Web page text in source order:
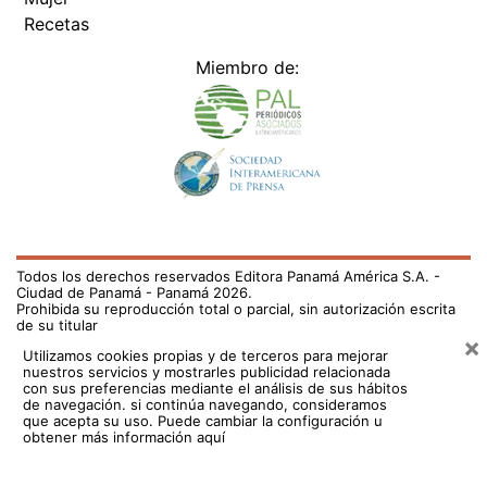
Recetas
Miembro de:
Todos los derechos reservados Editora Panamá América S.A. -
Ciudad de Panamá - Panamá 2026.
Prohibida su reproducción total o parcial, sin autorización escrita
de su titular
Utilizamos cookies propias y de terceros para mejorar
nuestros servicios y mostrarles publicidad relacionada
con sus preferencias mediante el análisis de sus hábitos
de navegación. si continúa navegando, consideramos
que acepta su uso. Puede cambiar la configuración u
obtener más información aquí
×